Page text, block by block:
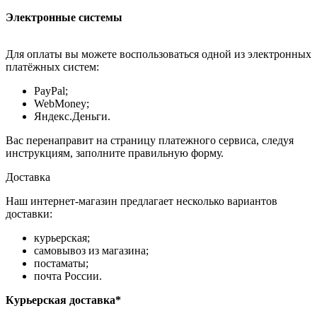
Электронные системы
Для оплаты вы можете воспользоваться одной из электронных
платёжных систем:
PayPal;
WebMoney;
Яндекс.Деньги.
Вас перенаправит на страницу платежного сервиса, следуя
инструкциям, заполните правильную форму.
Доставка
Наш интернет-магазин предлагает несколько вариантов
доставки:
курьерская;
самовывоз из магазина;
постаматы;
почта России.
Курьерская доставка*